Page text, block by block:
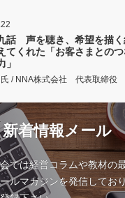
話 声を聴き、希望を描く
てくれた「お客さまとの
」
/ NNA株式会社 代表取締役
新着情報メール
では経営コラムや教材の
ルマガジンを発信してお